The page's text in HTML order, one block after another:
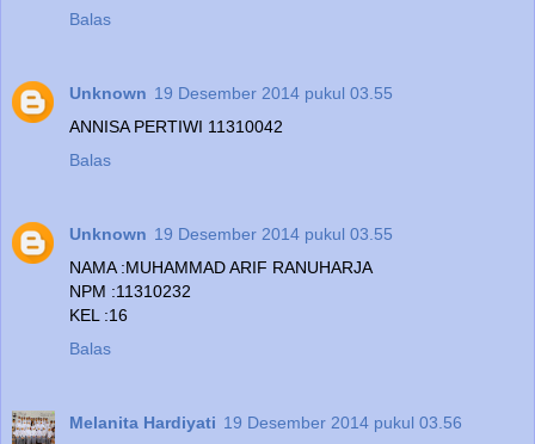
Balas
Unknown 19 Desember 2014 pukul 03.55
ANNISA PERTIWI 11310042
Balas
Unknown 19 Desember 2014 pukul 03.55
NAMA :MUHAMMAD ARIF RANUHARJA
NPM :11310232
KEL :16
Balas
Melanita Hardiyati 19 Desember 2014 pukul 03.56